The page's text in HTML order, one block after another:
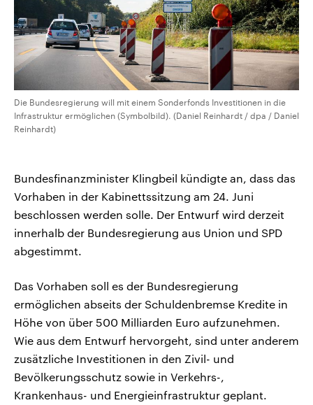
Die Bundesregierung will mit einem Sonderfonds Investitionen in die
Infrastruktur ermöglichen (Symbolbild). (Daniel Reinhardt / dpa / Daniel
Reinhardt)
Bundesfinanzminister Klingbeil kündigte an, dass das
Vorhaben in der Kabinettssitzung am 24. Juni
beschlossen werden solle. Der Entwurf wird derzeit
innerhalb der Bundesregierung aus Union und SPD
abgestimmt.
Das Vorhaben soll es der Bundesregierung
ermöglichen abseits der Schuldenbremse Kredite in
Höhe von über 500 Milliarden Euro aufzunehmen.
Wie aus dem Entwurf hervorgeht, sind unter anderem
zusätzliche Investitionen in den Zivil- und
Bevölkerungsschutz sowie in Verkehrs-,
Krankenhaus- und Energieinfrastruktur geplant.